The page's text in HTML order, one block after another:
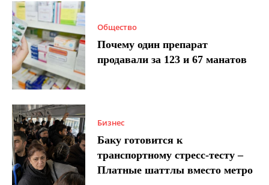
Общество
Почему один препарат
продавали за 123 и 67 манатов
Бизнес
Баку готовится к
транспортному стресс-тесту –
Платные шаттлы вместо метро